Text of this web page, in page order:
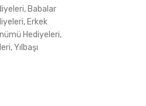
, Babalar
, Erkek
Hediyeleri,
,Yılbaşı